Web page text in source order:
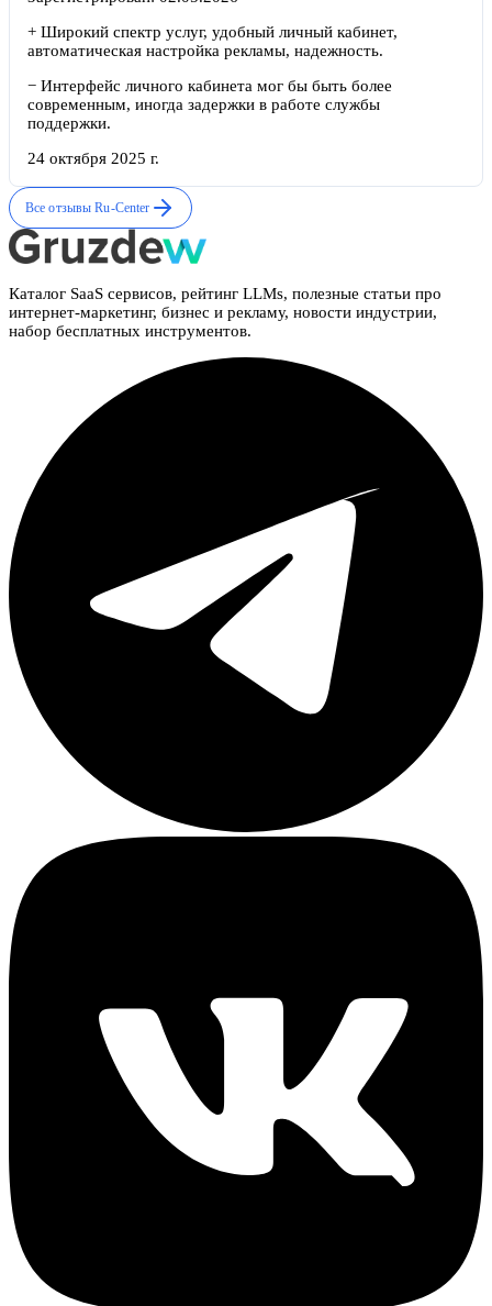
+ Широкий спектр услуг, удобный личный кабинет,
автоматическая настройка рекламы, надежность.
− Интерфейс личного кабинета мог бы быть более
современным, иногда задержки в работе службы
поддержки.
24 октября 2025 г.
Все отзывыRu-Center
Каталог SaaS сервисов, рейтинг LLMs, полезные статьи про
интернет-маркетинг, бизнес и рекламу, новости индустрии,
набор бесплатных инструментов.